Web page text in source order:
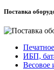
Поставка
ИБП,
Весовое